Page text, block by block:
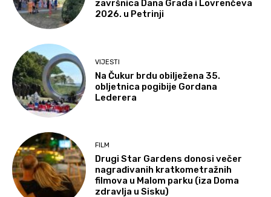
završnica Dana Grada i Lovrenčeva
2026. u Petrinji
VIJESTI
Na Čukur brdu obilježena 35.
obljetnica pogibije Gordana
Lederera
FILM
Drugi Star Gardens donosi večer
nagrađivanih kratkometražnih
filmova u Malom parku (iza Doma
zdravlja u Sisku)